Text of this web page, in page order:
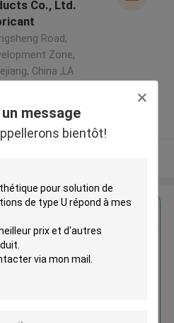
message
bientôt!
Co., Ltd.
Road,
Zone,
China ,LA
vérifié
tôle de PVC synthétique